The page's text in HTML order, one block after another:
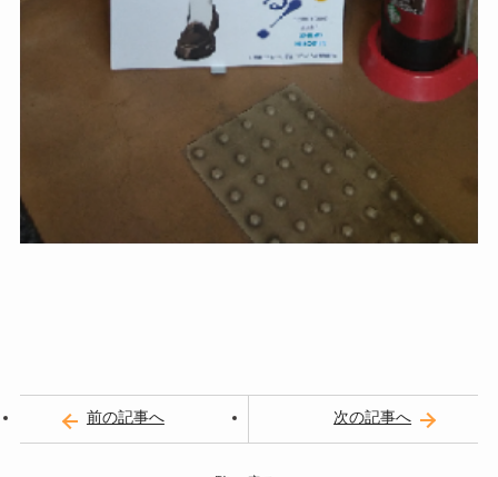
前の記事へ 次の記事へ